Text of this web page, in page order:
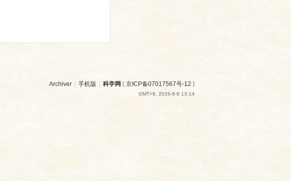
Archiver | 手机版 | 科学网 ( 京ICP备07017567号-12 )
GMT+8, 2026-8-8 13:14